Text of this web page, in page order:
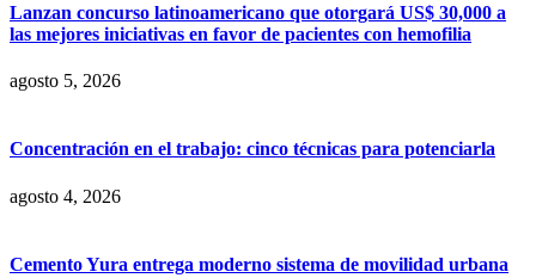
Lanzan concurso latinoamericano que otorgará US$ 30,000 a
las mejores iniciativas en favor de pacientes con hemofilia
agosto 5, 2026
Concentración en el trabajo: cinco técnicas para potenciarla
agosto 4, 2026
Cemento Yura entrega moderno sistema de movilidad urbana